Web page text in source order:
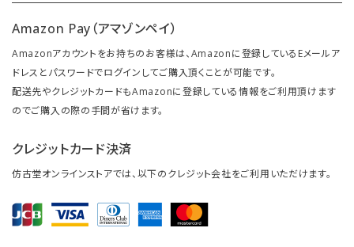
Amazon Pay（アマゾンペイ）
Amazonアカウントをお持ちのお客様は、Amazonに登録しているEメールア
ドレスとパスワードでログインしてご購入頂くことが可能です。
配送先やクレジットカードもAmazonに登録している情報をご利用頂けます
のでご購入の際の手間が省けます。
クレジットカード決済
仿古堂オンラインストアでは、以下のクレジット会社をご利用いただけます。